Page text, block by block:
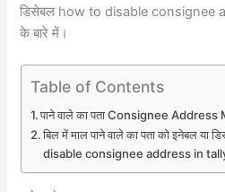
डिसेबल how to disable consignee
के बारे में।
Table of Contents
पाने वाले का पता Consignee
बिल में माल पाने वाले का पता को इनेबल
disable consignee address in